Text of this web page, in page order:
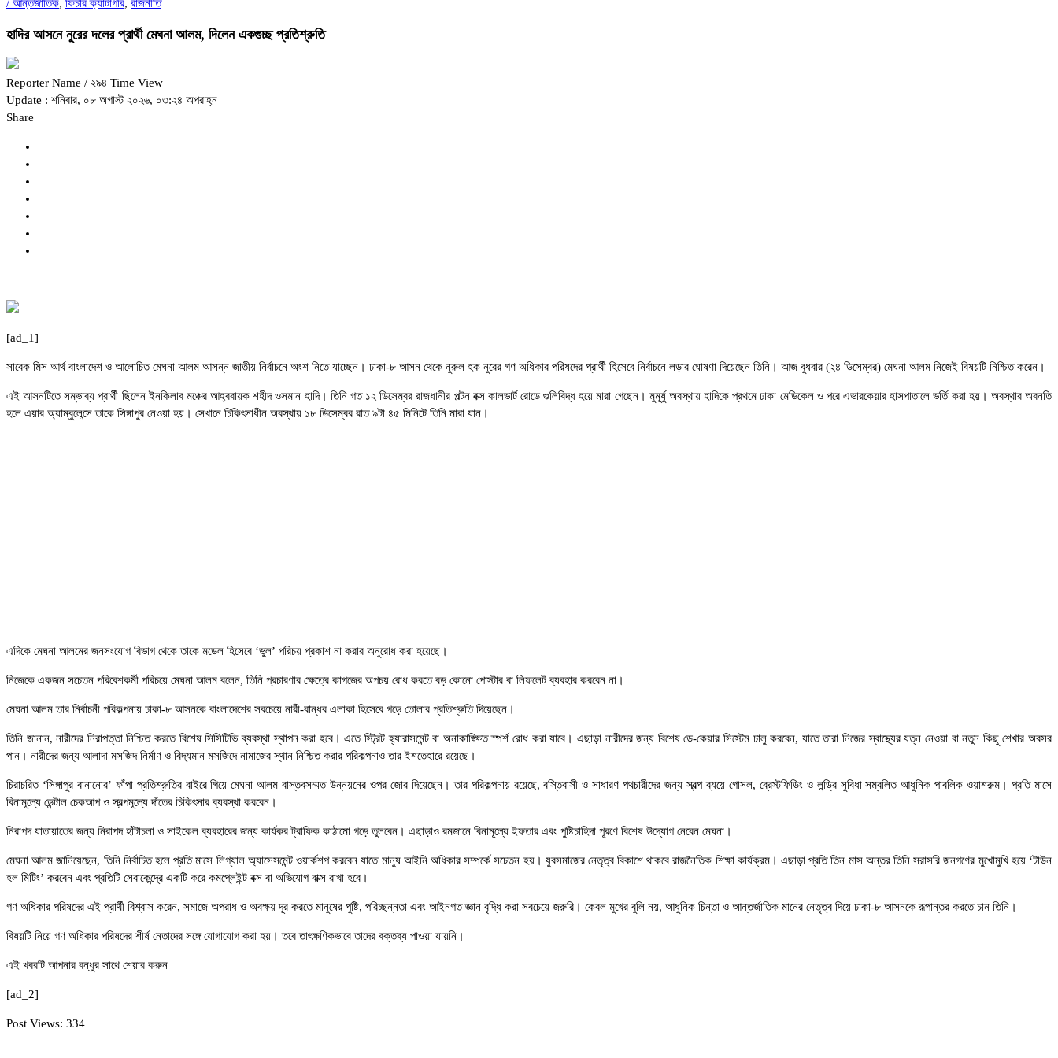
/ আন্তর্জাতিক, ফিচার ক্যাটাগরি, রাজনীতি
হাদির আসনে নুরের দলের প্রার্থী মেঘনা আলম, দিলেন একগুচ্ছ প্রতিশ্রুতি
Reporter Name / ২৯৪ Time View
Update : শনিবার, ০৮ অগাস্ট ২০২৬, ০৩:২৪ অপরাহ্ন
Share
[ad_1]
সাবেক মিস আর্থ বাংলাদেশ ও আলোচিত মেঘনা আলম আসন্ন জাতীয় নির্বাচনে অংশ নিতে যাচ্ছেন। ঢাকা-৮ আসন থেকে নুরুল হক নুরের গণ অধিকার পরিষদের প্রার্থী হিসেবে নির্বাচনে লড়ার ঘোষণা দিয়েছেন তিনি। আজ বুধবার (২৪ ডিসেম্বর) মেঘনা আলম নিজেই বিষয়টি নিশ্চিত করেন।
এই আসনটিতে সম্ভাব্য প্রার্থী ছিলেন ইনকিলাব মঞ্চের আহ্ববায়ক শহীদ ওসমান হাদি। তিনি গত ১২ ডিসেম্বর রাজধানীর পল্টন বক্স কালভার্ট রোডে গুলিবিদ্ধ হয়ে মারা গেছেন। মুমূর্ষু অবস্থায় হাদিকে প্রথমে ঢাকা মেডিকেল ও পরে এভারকেয়ার হাসপাতালে ভর্তি করা হয়। অবস্থার অবনতি
হলে এয়ার অ্যাম্বুলেন্সে তাকে সিঙ্গাপুর নেওয়া হয়। সেখানে চিকিৎসাধীন অবস্থায় ১৮ ডিসেম্বর রাত ৯টা ৪৫ মিনিটে তিনি মারা যান।
এদিকে মেঘনা আলমের জনসংযোগ বিভাগ থেকে তাকে মডেল হিসেবে ‘ভুল’ পরিচয় প্রকাশ না করার অনুরোধ করা হয়েছে।
নিজেকে একজন সচেতন পরিবেশকর্মী পরিচয়ে মেঘনা আলম বলেন, তিনি প্রচারণার ক্ষেত্রে কাগজের অপচয় রোধ করতে বড় কোনো পোস্টার বা লিফলেট ব্যবহার করবেন না।
মেঘনা আলম তার নির্বাচনী পরিকল্পনায় ঢাকা-৮ আসনকে বাংলাদেশের সবচেয়ে নারী-বান্ধব এলাকা হিসেবে গড়ে তোলার প্রতিশ্রুতি দিয়েছেন।
তিনি জানান, নারীদের নিরাপত্তা নিশ্চিত করতে বিশেষ সিসিটিভি ব্যবস্থা স্থাপন করা হবে। এতে স্ট্রিট হ্যারাসমেন্ট বা অনাকাঙ্ক্ষিত স্পর্শ রোধ করা যাবে। এছাড়া নারীদের জন্য বিশেষ ডে-কেয়ার সিস্টেম চালু করবেন, যাতে তারা নিজের স্বাস্থ্যের যত্ন নেওয়া বা নতুন কিছু শেখার অবসর
পান। নারীদের জন্য আলাদা মসজিদ নির্মাণ ও বিদ্যমান মসজিদে নামাজের স্থান নিশ্চিত করার পরিকল্পনাও তার ইশতেহারে রয়েছে।
চিরাচরিত ‘সিঙ্গাপুর বানানোর’ ফাঁপা প্রতিশ্রুতির বাইরে গিয়ে মেঘনা আলম বাস্তবসম্মত উন্নয়নের ওপর জোর দিয়েছেন। তার পরিকল্পনায় রয়েছে, বস্তিবাসী ও সাধারণ পথচারীদের জন্য স্বল্প ব্যয়ে গোসল, ব্রেস্টফিডিং ও লন্ড্রি সুবিধা সম্বলিত আধুনিক পাবলিক ওয়াশরুম। প্রতি মাসে
বিনামূল্যে ডেন্টাল চেকআপ ও স্বল্পমূল্যে দাঁতের চিকিৎসার ব্যবস্থা করবেন।
নিরাপদ যাতায়াতের জন্য নিরাপদ হাঁটাচলা ও সাইকেল ব্যবহারের জন্য কার্যকর ট্রাফিক কাঠামো গড়ে তুলবেন। এছাড়াও রমজানে বিনামূল্যে ইফতার এবং পুষ্টিচাহিদা পূরণে বিশেষ উদ্যোগ নেবেন মেঘনা।
মেঘনা আলম জানিয়েছেন, তিনি নির্বাচিত হলে প্রতি মাসে লিগ্যাল অ্যাসেসমেন্ট ওয়ার্কশপ করবেন যাতে মানুষ আইনি অধিকার সম্পর্কে সচেতন হয়। যুবসমাজের নেতৃত্ব বিকাশে থাকবে রাজনৈতিক শিক্ষা কার্যক্রম। এছাড়া প্রতি তিন মাস অন্তর তিনি সরাসরি জনগণের মুখোমুখি হয়ে ‘টাউন
হল মিটিং’ করবেন এবং প্রতিটি সেবাকেন্দ্রে একটি করে কমপ্লেইন্ট বক্স বা অভিযোগ বাক্স রাখা হবে।
গণ অধিকার পরিষদের এই প্রার্থী বিশ্বাস করেন, সমাজে অপরাধ ও অবক্ষয় দূর করতে মানুষের পুষ্টি, পরিচ্ছন্নতা এবং আইনগত জ্ঞান বৃদ্ধি করা সবচেয়ে জরুরি। কেবল মুখের বুলি নয়, আধুনিক চিন্তা ও আন্তর্জাতিক মানের নেতৃত্ব দিয়ে ঢাকা-৮ আসনকে রূপান্তর করতে চান তিনি।
বিষয়টি নিয়ে গণ অধিকার পরিষদের শীর্ষ নেতাদের সঙ্গে যোগাযোগ করা হয়। তবে তাৎক্ষণিকভাবে তাদের বক্তব্য পাওয়া যায়নি।
এই খবরটি আপনার বন্ধুর সাথে শেয়ার করুন
[ad_2]
Post Views: 334